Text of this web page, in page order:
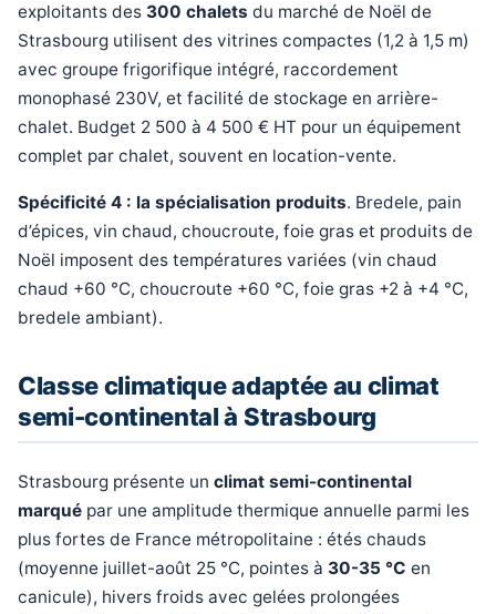
exploitants des 300 chalets du marché de Noël de
Strasbourg utilisent des vitrines compactes (1,2 à 1,5 m)
avec groupe frigorifique intégré, raccordement
monophasé 230V, et facilité de stockage en arrière-
chalet. Budget 2 500 à 4 500 € HT pour un équipement
complet par chalet, souvent en location-vente.
Spécificité 4 : la spécialisation produits. Bredele, pain
d’épices, vin chaud, choucroute, foie gras et produits de
Noël imposent des températures variées (vin chaud
chaud +60 °C, choucroute +60 °C, foie gras +2 à +4 °C,
bredele ambiant).
Classe climatique adaptée au climat
semi-continental à Strasbourg
Strasbourg présente un climat semi-continental
marqué par une amplitude thermique annuelle parmi les
plus fortes de France métropolitaine : étés chauds
(moyenne juillet-août 25 °C, pointes à 30-35 °C en
canicule), hivers froids avec gelées prolongées